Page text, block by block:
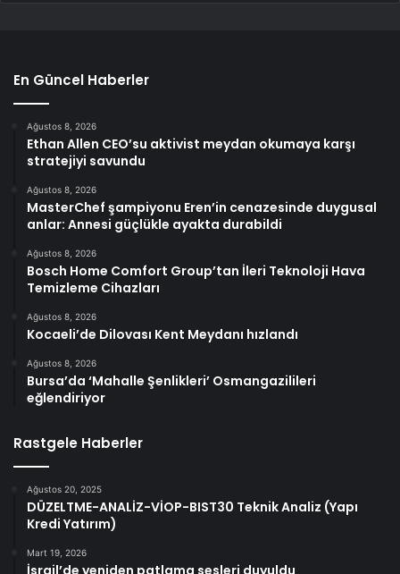
En Güncel Haberler
Ağustos 8, 2026
Ethan Allen CEO’su aktivist meydan okumaya karşı
stratejiyi savundu
Ağustos 8, 2026
MasterChef şampiyonu Eren’in cenazesinde duygusal
anlar: Annesi güçlükle ayakta durabildi
Ağustos 8, 2026
Bosch Home Comfort Group’tan İleri Teknoloji Hava
Temizleme Cihazları
Ağustos 8, 2026
Kocaeli’de Dilovası Kent Meydanı hızlandı
Ağustos 8, 2026
Bursa’da ‘Mahalle Şenlikleri’ Osmangazilileri
eğlendiriyor
Rastgele Haberler
Ağustos 20, 2025
DÜZELTME-ANALİZ-VİOP-BIST30 Teknik Analiz (Yapı
Kredi Yatırım)
Mart 19, 2026